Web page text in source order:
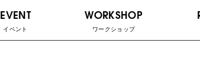
EVENT
イベント
WORKSHOP
ワークショップ